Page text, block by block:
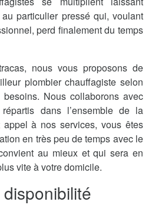
particulier pressé qui, voulant
perd finalement du temps
nous vous proposons de
plombier chauffagiste selon
Nous collaborons avec
dans l’ensemble de la
à nos services, vous êtes
en très peu de temps avec le
au mieux et qui sera en
vite à votre domicile.